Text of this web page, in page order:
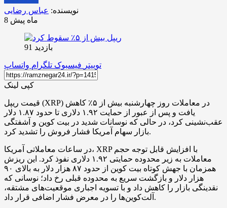
نویسنده: عباس رضایی
8 ماه پیش
بازدید 91
توییتر فیسبوک تلگرام واتساپ
کپی لینک
قیمت ریپل (XRP) در معاملات روز چهارشنبه بیش از ۵٪ کاهش
یافت و پس از عبور از حمایت ۱.۹۲ دلاری تا حدود ۱.۸۷ دلار
عقب‌نشینی کرد، در حالی که نوسانات شدید در بیت کوین و آشفتگی
بازار سهام آمریکا فشار فروش را تشدید کرد.
در ساعات معاملاتی آمریکا، XRP با افزایش قابل توجه حجم
معاملات به زیر محدوده حمایتی ۱.۹۲ دلاری نفوذ کرد. این ریزش
همزمان با جهش کوتاه بیت کوین از حدود ۸۷ هزار دلار به بالای ۹۰
هزار دلار و بازگشت سریع به محدوده قبلی رخ داد؛ نوسانی که
نقدینگی بازار را کاهش داد و با تسویه اجباری موقعیت‌های مشتقه،
آلت‌کوین‌ها را در معرض فشار اضافی قرار داد.